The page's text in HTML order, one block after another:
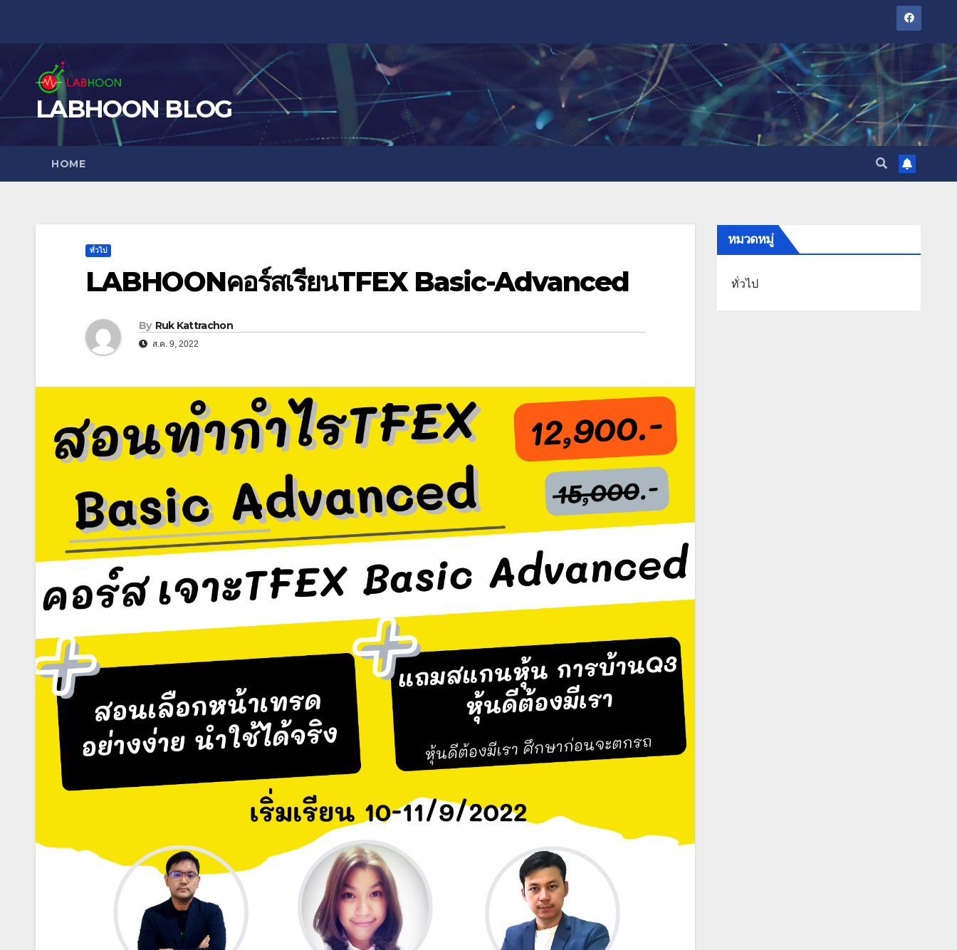
content
LABHOON BLOG
HOME
ทั่วไป
LABHOONคอร์สเรียนTFEX Basic-Advanced
By Ruk Kattrachon
ส.ค. 9, 2022
หมวดหมู่
ทั่วไป